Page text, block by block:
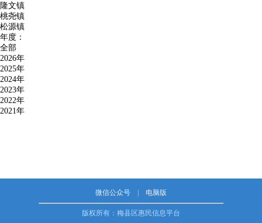
隆文镇
桃尧镇
松源镇
年度：
全部
2026年
2025年
2024年
2023年
2022年
2021年
微信公众号 电脑版
版权所有：梅县区惠民信息平台